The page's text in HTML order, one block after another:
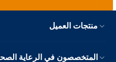
منتجات العميل
المتخصصون في الرعاية